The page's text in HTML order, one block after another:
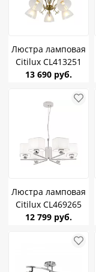
Люстра ламповая
Citilux CL413251
Латур Бронза Е27
13 690 руб.
Люстра ламповая
Citilux CL469265
Тильда Белая с
12 799 руб.